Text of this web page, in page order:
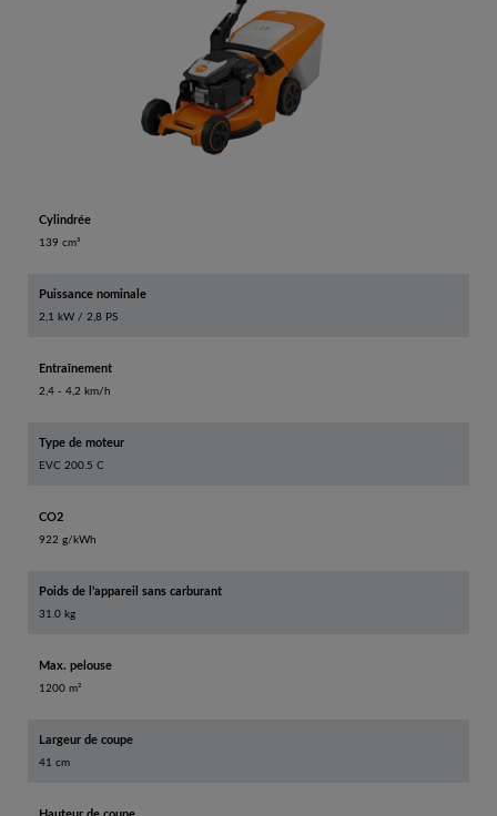
Cylindrée
139 cm³
Puissance nominale
2,1 kW / 2,8 PS
Entraînement
2,4 - 4,2 km/h
Type de moteur
EVC 200.5 C
CO2
922 g/kWh
Poids de l’appareil sans carburant
31.0 kg
Max. pelouse
1200 m²
Largeur de coupe
41 cm